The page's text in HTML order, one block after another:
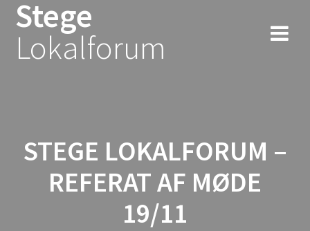
content
Stege
Lokalforum
STEGE LOKALFORUM –
REFERAT AF MØDE
19/11